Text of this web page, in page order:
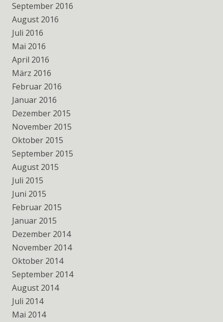
September 2016
August 2016
Juli 2016
Mai 2016
April 2016
März 2016
Februar 2016
Januar 2016
Dezember 2015
November 2015
Oktober 2015
September 2015
August 2015
Juli 2015
Juni 2015
Februar 2015
Januar 2015
Dezember 2014
November 2014
Oktober 2014
September 2014
August 2014
Juli 2014
Mai 2014